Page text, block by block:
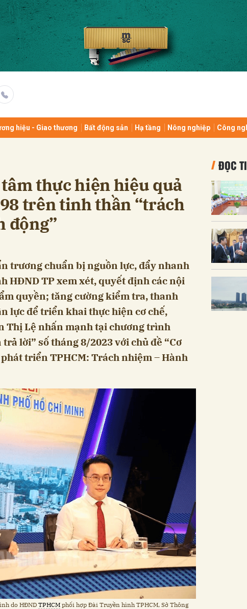
hiệu - Giao thương Bất động sản Hạ tầng Nông nghiệp Công
thực hiện hiệu quả
trên tinh thần “trách
động”
trương chuẩn bị nguồn lực, đẩy nhanh
HĐND TP xem xét, quyết định các nội
quyền; tăng cường kiểm tra, thanh
lực để triển khai thực hiện cơ chế,
Thị Lệ nhấn mạnh tại chương trình
lời” số tháng 8/2023 với chủ đề “Cơ
triển TPHCM: Trách nhiệm – Hành
do HĐND TPHCM phối hợp Đài Truyền hình TPHCM, Sở Thông
ĐỌC
bình luận